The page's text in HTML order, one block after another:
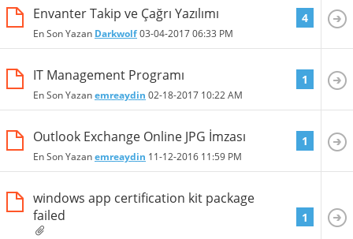
Envanter Takip ve Çağrı Yazılımı
En Son Yazan Darkwolf03-04-201706:33 PM
4
IT Management Programı
En Son Yazanemreaydin 02-18-2017 10:22 AM
1
Outlook Exchange Online JPG İmzası
En Son Yazanemreaydin 11-12-2016 11:59 PM
1
windows app certification kit package
failed
1